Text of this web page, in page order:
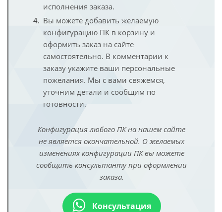
исполнения заказа.
Вы можете добавить желаемую
конфигурацию ПК в корзину и
оформить заказ на сайте
самостоятельно. В комментарии к
заказу укажите ваши персональные
пожелания. Мы с вами свяжемся,
уточним детали и сообщим по
готовности.
Конфигурация любого ПК на нашем сайте
не является окончательной. О желаемых
изменениях конфигурации ПК вы можете
сообщить консультанту при оформлении
заказа.
Консультация